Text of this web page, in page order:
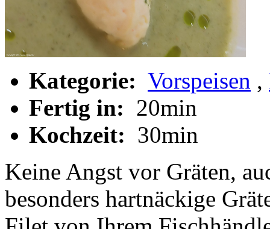
Kategorie: Vorspeisen ,
Fertig in: 20min
Kochzeit: 30min
Keine Angst vor Gräten,
besonders hartnäckige